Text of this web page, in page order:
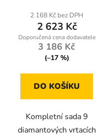
2 168 Kč bez DPH
2 623 Kč
3 186 Kč
(–17 %)
DO KOŠÍKU
Kompletní sada 9
diamantových vrtacích